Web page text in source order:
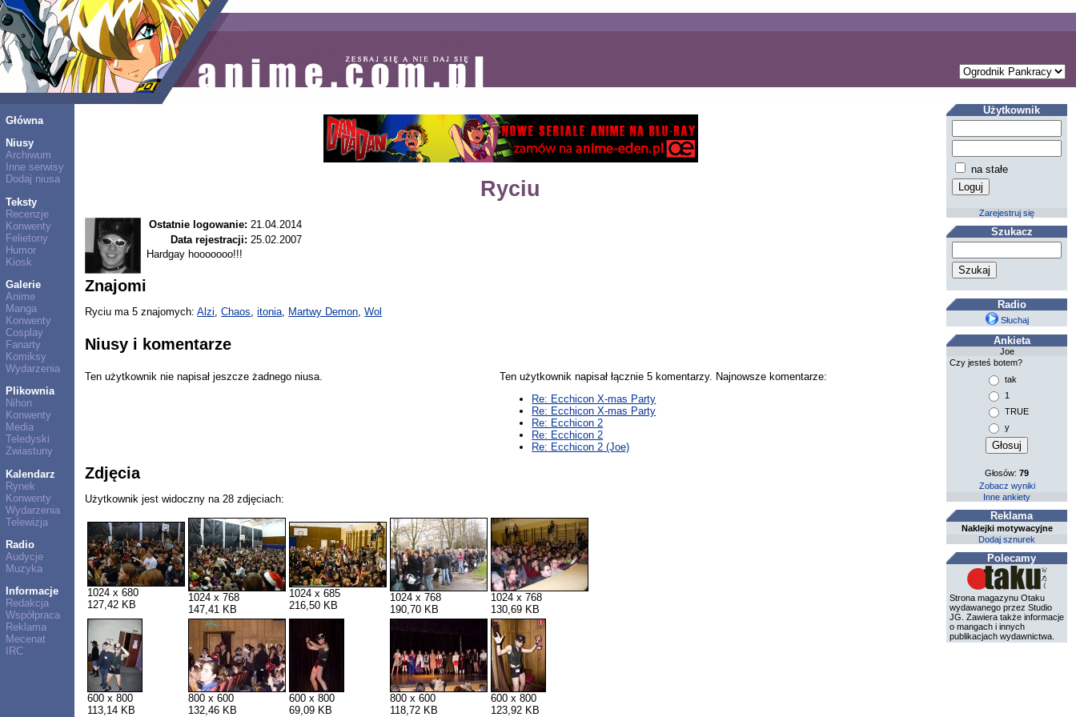
Główna
Niusy
Archiwum
Inne serwisy
Dodaj niusa
Teksty
Recenzje
Konwenty
Felietony
Humor
Kiosk
Galerie
Anime
Manga
Konwenty
Cosplay
Fanarty
Komiksy
Wydarzenia
Plikownia
Nihon
Konwenty
Media
Teledyski
Zwiastuny
Kalendarz
Rynek
Konwenty
Wydarzenia
Telewizja
Radio
Audycje
Muzyka
Informacje
Redakcja
Współpraca
Reklama
Mecenat
IRC
Ryciu
Ostatnie logowanie: 21.04.2014
Data rejestracji: 25.02.2007
Hardgay hooooooo!!!
Znajomi
Ryciu ma 5 znajomych:Alzi,Chaos,itonia, Martwy Demon,Wol
Niusy i komentarze
Ten użytkownik nie napisał jeszcze żadnego niusa.
Ten użytkownik napisał łącznie 5 komentarzy. Najnowsze komentarze:
Re: Ecchicon X-mas Party
Re: Ecchicon X-mas Party
Re: Ecchicon 2
Re: Ecchicon 2
Re: Ecchicon 2 (Joe)
Zdjęcia
Użytkownik jest widoczny na 28 zdjęciach:
1024 x 680
127,42 KB
1024 x 768
147,41 KB
1024 x 685
216,50 KB
1024 x 768
190,70 KB
1024 x 768
130,69 KB
600 x 800
113,14 KB
800 x 600
132,46 KB
600 x 800
69,09 KB
800 x 600
118,72 KB
600 x 800
123,92 KB
Użytkownik
na stałe
Zarejestruj się
Szukacz
Radio
Słuchaj
Ankieta
Joe
Czy jesteś botem?
tak
1
TRUE
y
Głosów:79
Zobacz wyniki
Inne ankiety
Reklama
Naklejki motywacyjne
Dodaj sznurek
Polecamy
Strona magazynu Otaku
wydawanego przez Studio
JG. Zawiera także informacje
o mangach i innych
publikacjach wydawnictwa.